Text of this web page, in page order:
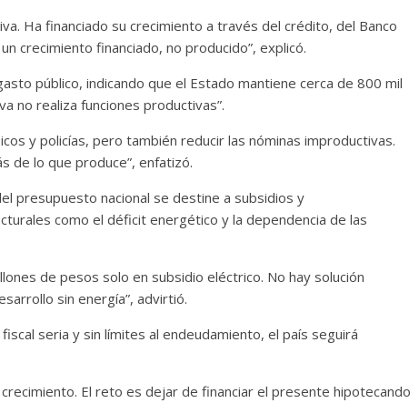
Ha financiado su crecimiento a través del crédito, del Banco
crecimiento financiado, no producido”, explicó.
público, indicando que el Estado mantiene cerca de 800 mil
no realiza funciones productivas”.
y policías, pero también reducir las nóminas improductivas.
de lo que produce”, enfatizó.
presupuesto nacional se destine a subsidios y
como el déficit energético y la dependencia de las
de pesos solo en subsidio eléctrico. No hay solución
sin energía”, advirtió.
seria y sin límites al endeudamiento, el país seguirá
El reto es dejar de financiar el presente hipotecando